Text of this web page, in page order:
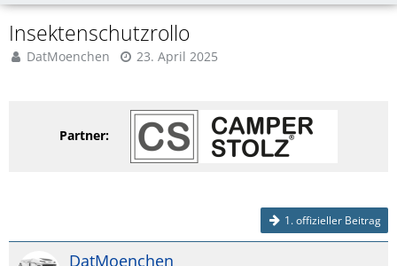
Insektenschutzrollo
DatMoenchen 23. April 2025
Partner:
1. offizieller Beitrag
DatMoenchen